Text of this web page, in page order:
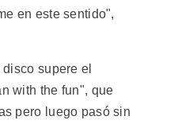
en este sentido",
supere el
with the fun", que
pero luego pasó sin